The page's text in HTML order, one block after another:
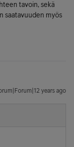
tavoin, sekä
saatavuuden myös
years ago